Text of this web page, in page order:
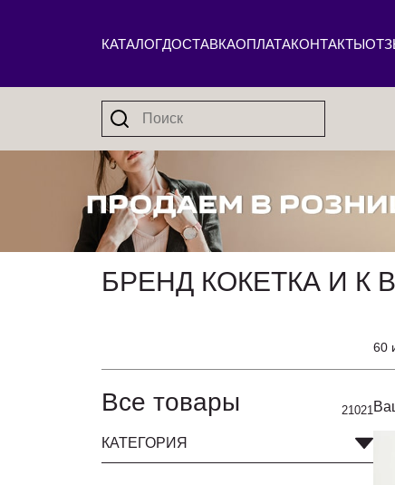
КАТАЛОГДОСТАВКАОПЛАТАКОНТАКТЫ
БРЕНД КОКЕТКА И К
60
Все товары 21021
КАТЕГОРИЯ